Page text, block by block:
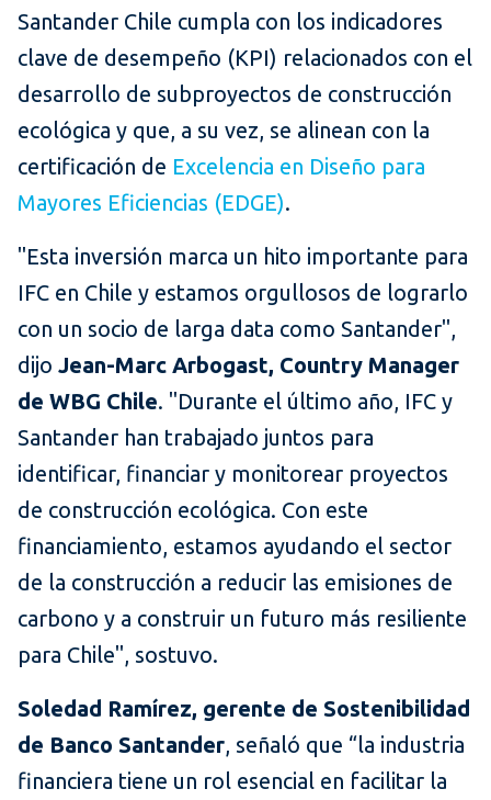
Santander Chile cumpla con los indicadores
clave de desempeño (KPI) relacionados con el
desarrollo de subproyectos de construcción
ecológica y que, a su vez, se alinean con la
certificación de Excelencia en Diseño para
Mayores Eficiencias (EDGE).
"Esta inversión marca un hito importante para
IFC en Chile y estamos orgullosos de lograrlo
con un socio de larga data como Santander",
dijo Jean-Marc Arbogast, Country Manager
de WBG Chile. "Durante el último año, IFC y
Santander han trabajado juntos para
identificar, financiar y monitorear proyectos
de construcción ecológica. Con este
financiamiento, estamos ayudando el sector
de la construcción a reducir las emisiones de
carbono y a construir un futuro más resiliente
para Chile", sostuvo.
Soledad Ramírez, gerente de Sostenibilidad
de Banco Santander, señaló que “la industria
financiera tiene un rol esencial en facilitar la